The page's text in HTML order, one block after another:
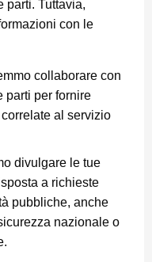
parti. Tuttavia,
con le
collaborare con
parti per fornire
al servizio
divulgare le tue
a richieste
pubbliche, anche
nazionale o